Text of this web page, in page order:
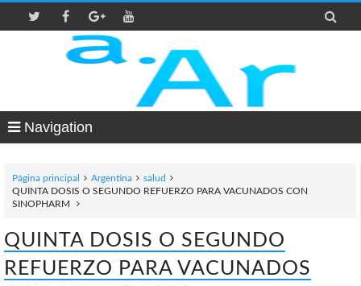

Navigation
Página principal Argentina
salud
QUINTA DOSIS O SEGUNDO REFUERZO PARA VACUNADOS CON
SINOPHARM
QUINTA DOSIS O SEGUNDO
REFUERZO PARA VACUNADOS